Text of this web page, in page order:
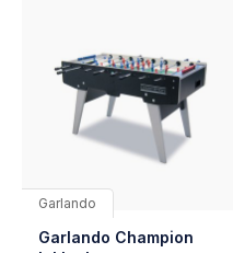
Garlando
Garlando Champion